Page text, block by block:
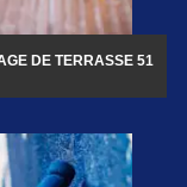
DE TERRASSE 51